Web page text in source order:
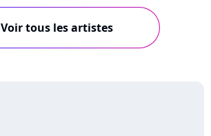
Voir tous les artistes